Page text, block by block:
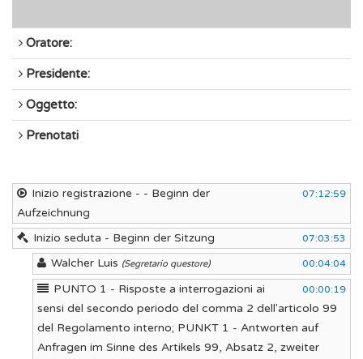
Oratore:
Presidente:
Oggetto:
Prenotati
07:12:59
Inizio registrazione - - Beginn der
Aufzeichnung
07:03:53
Inizio seduta - Beginn der Sitzung
00:04:04
Walcher Luis (Segretario questore)
00:00:19
PUNTO 1 - Risposte a interrogazioni ai
sensi del secondo periodo del comma 2 dell'articolo 99
del Regolamento interno; PUNKT 1 - Antworten auf
Anfragen im Sinne des Artikels 99, Absatz 2, zweiter